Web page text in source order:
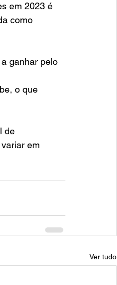
em 2023 é
como
ganhar pelo
o que
de
em
Ver tudo